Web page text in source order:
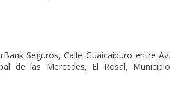
Seguros, Calle Guaicaipuro entre Av.
de las Mercedes, El Rosal, Municipio